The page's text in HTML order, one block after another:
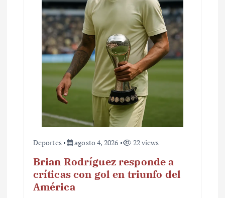
Deportes agosto 4, 2026 22 views
Brian Rodríguez responde a
críticas con gol en triunfo del
América